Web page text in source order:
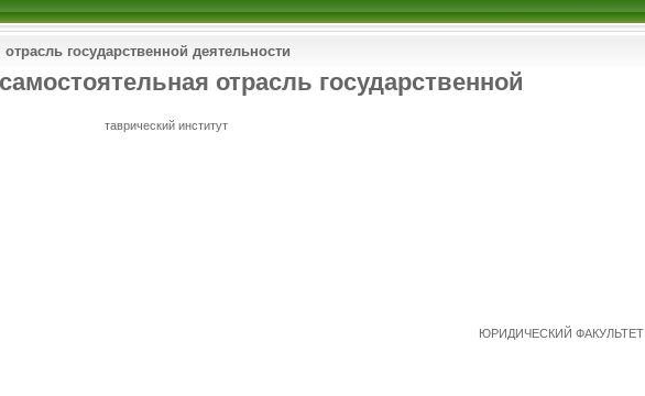
государственной деятельности
отрасль государственной
таврический институт
ЮРИДИЧЕСКИЙ ФАКУЛЬТЕТ